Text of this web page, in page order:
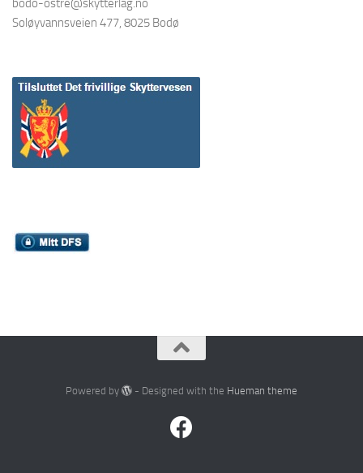
bodo-ostre@skytterlag.no
Soløyvannsveien 477, 8025 Bodø
Powered by - Designed with the Hueman theme